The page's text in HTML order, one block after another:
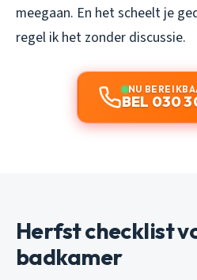
meegaan. En het scheelt je
regel ik het zonder discussie.
NU
BEL 030
Herfst checklist
badkamer